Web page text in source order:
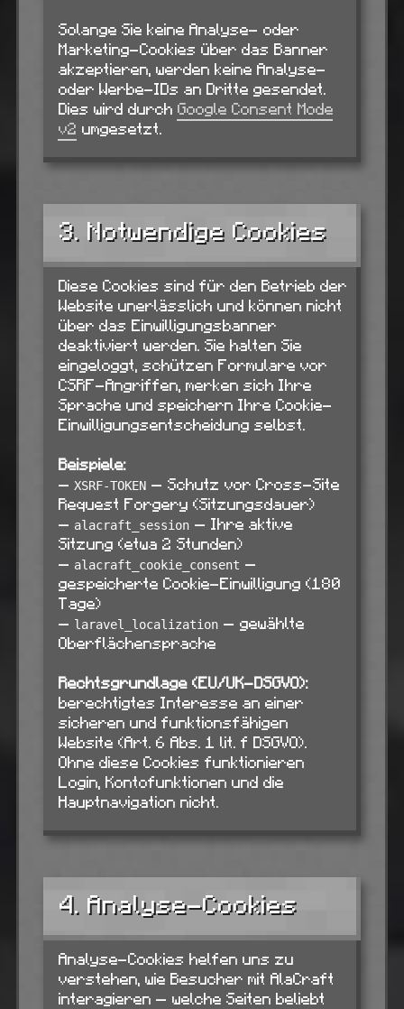
Solange Sie keine Analyse- oder
Marketing-Cookies über das Banner
akzeptieren, werden keine Analyse-
oder Werbe-IDs an Dritte gesendet.
Dies wird durch Google Consent Mode
v2 umgesetzt.
3. Notwendige Cookies
Diese Cookies sind für den Betrieb der
Website unerlässlich und können nicht
über das Einwilligungsbanner
deaktiviert werden. Sie halten Sie
eingeloggt, schützen Formulare vor
CSRF-Angriffen, merken sich Ihre
Sprache und speichern Ihre Cookie-
Einwilligungsentscheidung selbst.
Beispiele:
— XSRF-TOKEN — Schutz vor Cross-Site
Request Forgery (Sitzungsdauer)
— alacraft_session — Ihre aktive
Sitzung (etwa 2 Stunden)
— alacraft_cookie_consent —
gespeicherte Cookie-Einwilligung (180
Tage)
— laravel_localization — gewählte
Oberflächensprache
Rechtsgrundlage (EU/UK-DSGVO):
berechtigtes Interesse an einer
sicheren und funktionsfähigen
Website (Art. 6 Abs. 1 lit. f DSGVO).
Ohne diese Cookies funktionieren
Login, Kontofunktionen und die
Hauptnavigation nicht.
4. Analyse-Cookies
Analyse-Cookies helfen uns zu
verstehen, wie Besucher mit AlaCraft
interagieren — welche Seiten beliebt